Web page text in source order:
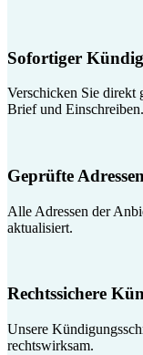
Sofortiger
Verschicken Sie direkt
Brief und Einschreiben.
Geprüfte Adressen
Alle Adressen der
aktualisiert.
Rechtssichere
Unsere
rechtswirksam.